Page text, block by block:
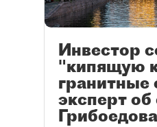
Инвестор
"кипящую
гранитные
эксперт об
Грибоедова